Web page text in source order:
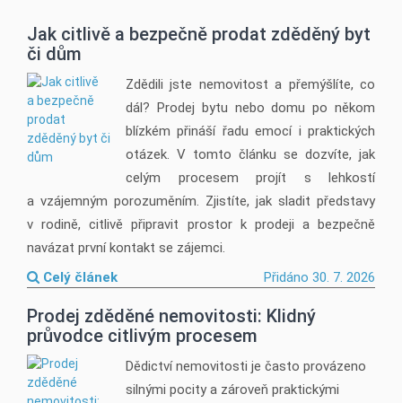
Jak citlivě a bezpečně prodat zděděný byt
či dům
Zdědili jste nemovitost a přemýšlíte, co
dál? Prodej bytu nebo domu po někom
blízkém přináší řadu emocí i praktických
otázek. V tomto článku se dozvíte, jak
celým procesem projít s lehkostí
a vzájemným porozuměním. Zjistíte, jak sladit představy
v rodině, citlivě připravit prostor k prodeji a bezpečně
navázat první kontakt se zájemci.
Celý článek
Přidáno 30. 7. 2026
Prodej zděděné nemovitosti: Klidný
průvodce citlivým procesem
Dědictví nemovitosti je často provázeno
silnými pocity a zároveň praktickými